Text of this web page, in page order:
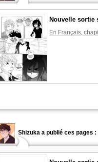
Nouvelle sortie
En Français,
Shizuka a publié ces pages :